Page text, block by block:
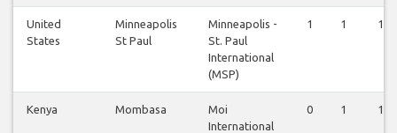
United
States
Minneapolis
St Paul
Minneapolis -
St. Paul
International
(MSP)
1 1 1
Kenya Mombasa
Moi
International
0 1 1